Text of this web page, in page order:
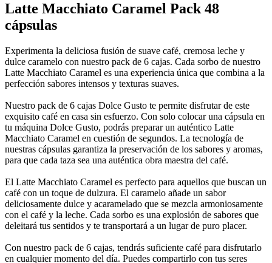
Latte Macchiato Caramel Pack 48
cápsulas
Experimenta la deliciosa fusión de suave café, cremosa leche y
dulce caramelo con nuestro pack de 6 cajas. Cada sorbo de nuestro
Latte Macchiato Caramel es una experiencia única que combina a la
perfección sabores intensos y texturas suaves.
Nuestro pack de 6 cajas Dolce Gusto te permite disfrutar de este
exquisito café en casa sin esfuerzo. Con solo colocar una cápsula en
tu máquina Dolce Gusto, podrás preparar un auténtico Latte
Macchiato Caramel en cuestión de segundos. La tecnología de
nuestras cápsulas garantiza la preservación de los sabores y aromas,
para que cada taza sea una auténtica obra maestra del café.
El Latte Macchiato Caramel es perfecto para aquellos que buscan un
café con un toque de dulzura. El caramelo añade un sabor
deliciosamente dulce y acaramelado que se mezcla armoniosamente
con el café y la leche. Cada sorbo es una explosión de sabores que
deleitará tus sentidos y te transportará a un lugar de puro placer.
Con nuestro pack de 6 cajas, tendrás suficiente café para disfrutarlo
en cualquier momento del día. Puedes compartirlo con tus seres